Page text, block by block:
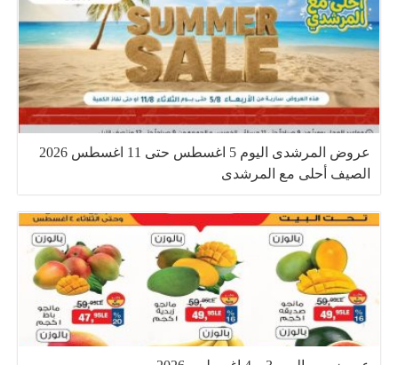
عروض المرشدى اليوم 5 اغسطس حتى 11 اغسطس 2026
الصيف أحلى مع المرشدى